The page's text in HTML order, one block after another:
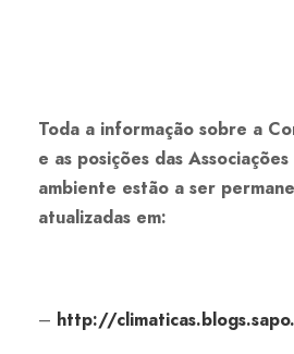
Toda a informação sobre a
e as posições das
ambiente estão a ser
atualizadas em:
– http://